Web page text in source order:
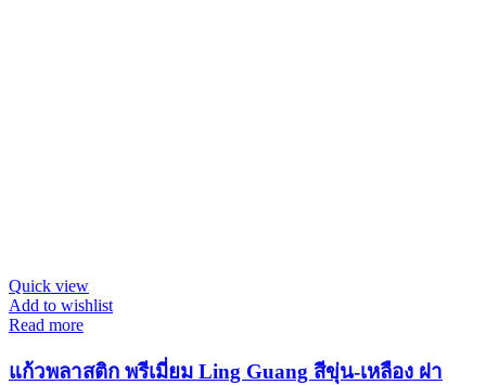
Quick view
Add to wishlist
Read more
แก้วพลาสติก พรีเมี่ยม Ling Guang สีขุ่น-เหลือง ฝา